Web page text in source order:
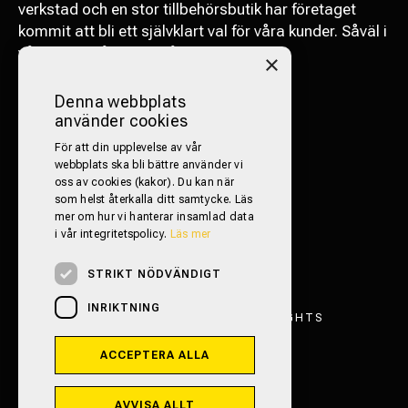
verkstad och en stor tillbehörsbutik har företaget
kommit att bli ett självklart val för våra kunder. Såväl i
vårt närområde som långväga.
FRITIDSFORDON TRESTAD 2026. ALL RIGHTS
×
Denna webbplats
använder cookies
För att din upplevelse av vår
webbplats ska bli bättre använder vi
oss av cookies (kakor). Du kan när
som helst återkalla ditt samtycke. Läs
mer om hur vi hanterar insamlad data
i vår integritetspolicy. Läs mer
STRIKT NÖDVÄNDIGT
INRIKTNING
ACCEPTERA ALLA
AVVISA ALLT